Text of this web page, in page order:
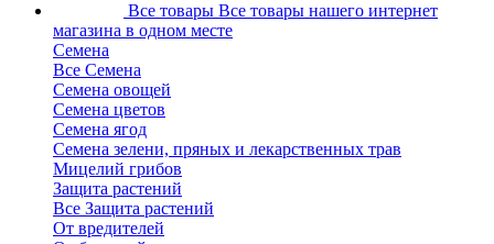
Все товары Все товары нашего интернет
магазина в одном месте
Семена
Все Семена
Семена овощей
Семена цветов
Семена ягод
Семена зелени, пряных и лекарственных трав
Мицелий грибов
Защита растений
Все Защита растений
От вредителей